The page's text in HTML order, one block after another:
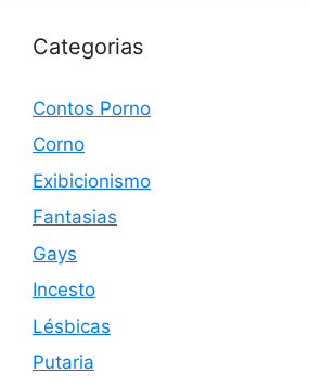
Categorias
Contos Porno
Corno
Exibicionismo
Fantasias
Gays
Incesto
Lésbicas
Putaria